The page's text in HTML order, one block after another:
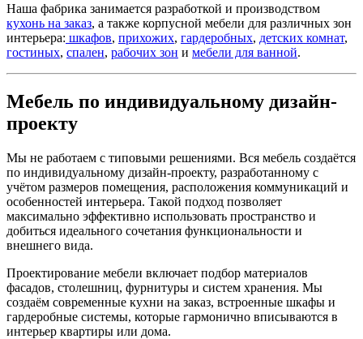
Наша фабрика занимается разработкой и производством
кухонь на заказ, а также корпусной мебели для различных зон
интерьера: шкафов, прихожих, гардеробных, детских комнат,
гостиных, спален, рабочих зон и мебели для ванной.
Мебель по индивидуальному дизайн-
проекту
Мы не работаем с типовыми решениями. Вся мебель создаётся
по индивидуальному дизайн-проекту, разработанному с
учётом размеров помещения, расположения коммуникаций и
особенностей интерьера. Такой подход позволяет
максимально эффективно использовать пространство и
добиться идеального сочетания функциональности и
внешнего вида.
Проектирование мебели включает подбор материалов
фасадов, столешниц, фурнитуры и систем хранения. Мы
создаём современные кухни на заказ, встроенные шкафы и
гардеробные системы, которые гармонично вписываются в
интерьер квартиры или дома.